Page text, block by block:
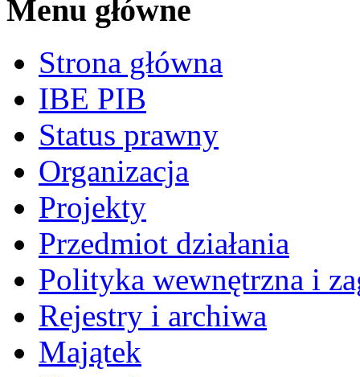
Menu główne
Strona główna
IBE PIB
Status prawny
Organizacja
Projekty
Przedmiot działania
Polityka wewnętrzna i
Rejestry i archiwa
Majątek